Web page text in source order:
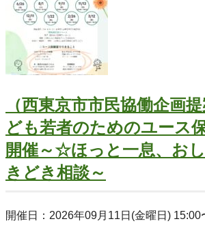
（西東京市市民協働企画
ども若者のためのユース
開催～☆ほっと一息、お
きどき相談～
開催日：2026年09月11日(金曜日) 15:00